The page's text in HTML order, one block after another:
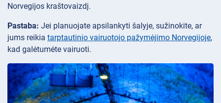
Norvegijos kraštovaizdį.
Pastaba: Jei planuojate apsilankyti šalyje, sužinokite, ar
jums reikia tarptautinio vairuotojo pažymėjimo Norvegijoje,
kad galėtumėte vairuoti.